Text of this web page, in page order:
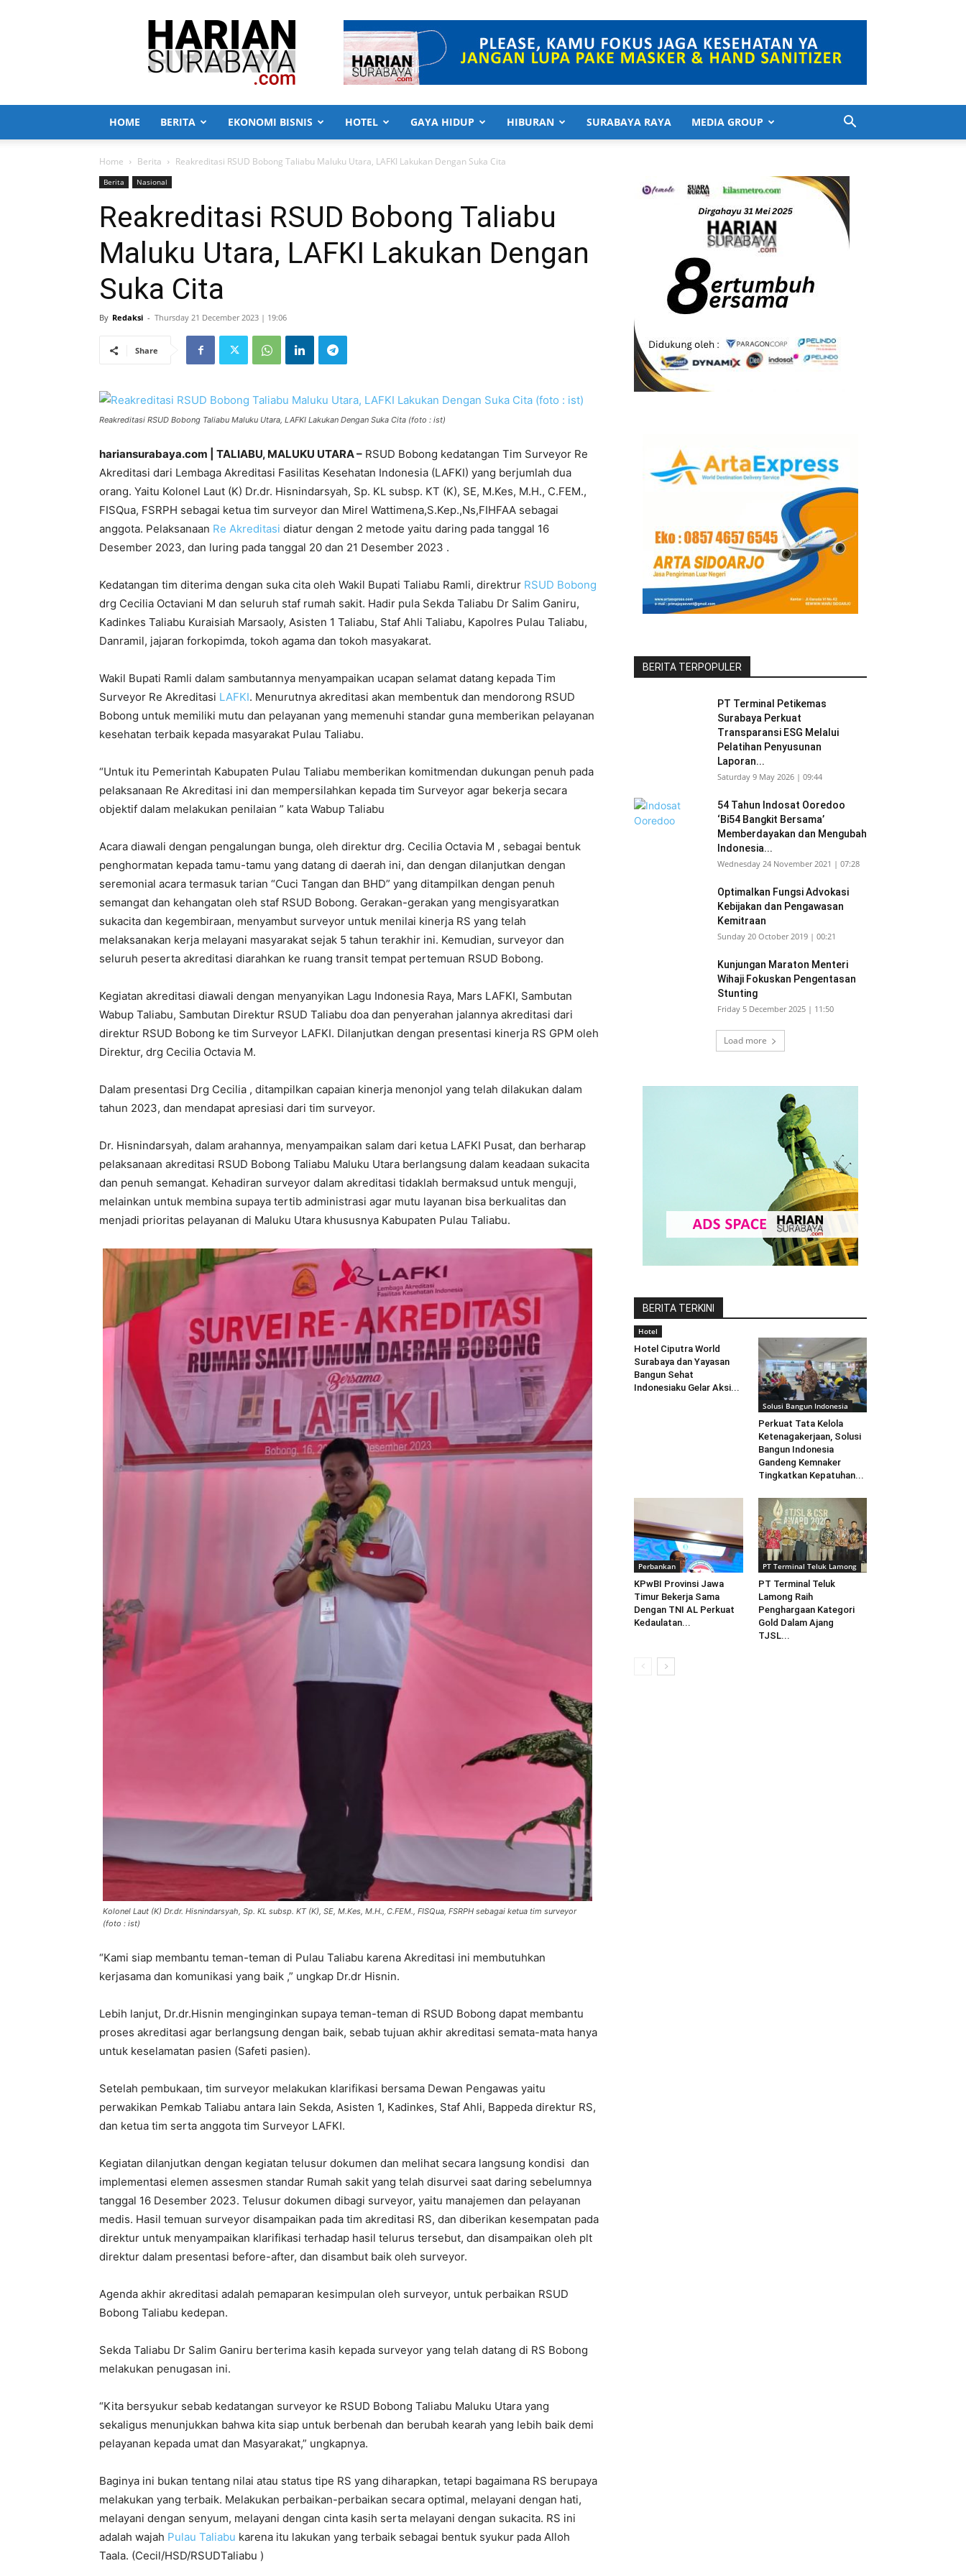
Harian
Surabaya
HOME BERITA EKONOMI BISNIS HOTEL GAYA HIDUP HIBURAN SURABAYA RAYA MEDIA GROUP
Home Berita Reakreditasi RSUD Bobong Taliabu Maluku Utara, LAFKI Lakukan Dengan Suka Cita
Berita Nasional
Reakreditasi RSUD Bobong Taliabu
Maluku Utara, LAFKI Lakukan Dengan
Suka Cita
By Redaksi - Thursday 21 December 2023 | 19:06
Share
Reakreditasi RSUD Bobong Taliabu Maluku Utara, LAFKI Lakukan Dengan Suka Cita (foto : ist)
hariansurabaya.com | TALIABU, MALUKU UTARA – RSUD Bobong kedatangan Tim Surveyor Re
Akreditasi dari Lembaga Akreditasi Fasilitas Kesehatan Indonesia (LAFKI) yang berjumlah dua
orang. Yaitu Kolonel Laut (K) Dr.dr. Hisnindarsyah, Sp. KL subsp. KT (K), SE, M.Kes, M.H., C.FEM.,
FISQua, FSRPH sebagai ketua tim surveyor dan Mirel Wattimena,S.Kep.,Ns,FIHFAA sebagai
anggota. Pelaksanaan Re Akreditasi diatur dengan 2 metode yaitu daring pada tanggal 16
Desember 2023, dan luring pada tanggal 20 dan 21 Desember 2023 .
Kedatangan tim diterima dengan suka cita oleh Wakil Bupati Taliabu Ramli, direktrur RSUD Bobong
drg Cecilia Octaviani M dan seluruh staf rumah sakit. Hadir pula Sekda Taliabu Dr Salim Ganiru,
Kadinkes Taliabu Kuraisiah Marsaoly, Asisten 1 Taliabu, Staf Ahli Taliabu, Kapolres Pulau Taliabu,
Danramil, jajaran forkopimda, tokoh agama dan tokoh masyakarat.
Wakil Bupati Ramli dalam sambutannya menyampaikan ucapan selamat datang kepada Tim
Surveyor Re Akreditasi LAFKI. Menurutnya akreditasi akan membentuk dan mendorong RSUD
Bobong untuk memiliki mutu dan pelayanan yang memenuhi standar guna memberikan pelayanan
kesehatan terbaik kepada masyarakat Pulau Taliabu.
“Untuk itu Pemerintah Kabupaten Pulau Taliabu memberikan komitmendan dukungan penuh pada
pelaksanaan Re Akreditasi ini dan mempersilahkan kepada tim Surveyor agar bekerja secara
objektif dalam melakukan penilaian ” kata Wabup Taliabu
Acara diawali dengan pengalungan bunga, oleh direktur drg. Cecilia Octavia M , sebagai bentuk
penghormatan kepada tamu-tamu yang datang di daerah ini, dan dengan dilanjutkan dengan
seremonial acara termasuk tarian “Cuci Tangan dan BHD” yang ditampilkan dengan penuh
semangat dan kehangatan oleh staf RSUD Bobong. Gerakan-gerakan yang mengisyaratkan
sukacita dan kegembiraan, menyambut surveyor untuk menilai kinerja RS yang telah
melaksanakan kerja melayani masyarakat sejak 5 tahun terakhir ini. Kemudian, surveyor dan
seluruh peserta akreditasi diarahkan ke ruang transit tempat pertemuan RSUD Bobong.
Kegiatan akreditasi diawali dengan menyanyikan Lagu Indonesia Raya, Mars LAFKI, Sambutan
Wabup Taliabu, Sambutan Direktur RSUD Taliabu doa dan penyerahan jalannya akreditasi dari
direktur RSUD Bobong ke tim Surveyor LAFKI. Dilanjutkan dengan presentasi kinerja RS GPM oleh
Direktur, drg Cecilia Octavia M.
Dalam presentasi Drg Cecilia , ditampilkan capaian kinerja menonjol yang telah dilakukan dalam
tahun 2023, dan mendapat apresiasi dari tim surveyor.
Dr. Hisnindarsyah, dalam arahannya, menyampaikan salam dari ketua LAFKI Pusat, dan berharap
pelaksanaan akreditasi RSUD Bobong Taliabu Maluku Utara berlangsung dalam keadaan sukacita
dan penuh semangat. Kehadiran surveyor dalam akreditasi tidaklah bermaksud untuk menguji,
melainkan untuk membina supaya tertib administrasi agar mutu layanan bisa berkualitas dan
menjadi prioritas pelayanan di Maluku Utara khususnya Kabupaten Pulau Taliabu.
Kolonel Laut (K) Dr.dr. Hisnindarsyah, Sp. KL subsp. KT (K), SE, M.Kes, M.H., C.FEM., FISQua, FSRPH sebagai ketua tim surveyor
(foto : ist)
“Kami siap membantu teman-teman di Pulau Taliabu karena Akreditasi ini membutuhkan
kerjasama dan komunikasi yang baik ,” ungkap Dr.dr Hisnin.
Lebih lanjut, Dr.dr.Hisnin menginginkan supaya teman-teman di RSUD Bobong dapat membantu
proses akreditasi agar berlangsung dengan baik, sebab tujuan akhir akreditasi semata-mata hanya
untuk keselamatan pasien (Safeti pasien).
Setelah pembukaan, tim surveyor melakukan klarifikasi bersama Dewan Pengawas yaitu
perwakikan Pemkab Taliabu antara lain Sekda, Asisten 1, Kadinkes, Staf Ahli, Bappeda direktur RS,
dan ketua tim serta anggota tim Surveyor LAFKI.
Kegiatan dilanjutkan dengan kegiatan telusur dokumen dan melihat secara langsung kondisi dan
implementasi elemen assesmen standar Rumah sakit yang telah disurvei saat daring sebelumnya
tanggal 16 Desember 2023. Telusur dokumen dibagi surveyor, yaitu manajemen dan pelayanan
medis. Hasil temuan surveyor disampaikan pada tim akreditasi RS, dan diberikan kesempatan pada
direktur untuk menyampaikan klarifikasi terhadap hasil telurus tersebut, dan disampaikan oleh plt
direktur dalam presentasi before-after, dan disambut baik oleh surveyor.
Agenda akhir akreditasi adalah pemaparan kesimpulan oleh surveyor, untuk perbaikan RSUD
Bobong Taliabu kedepan.
Sekda Taliabu Dr Salim Ganiru berterima kasih kepada surveyor yang telah datang di RS Bobong
melakukan penugasan ini.
“Kita bersyukur sebab kedatangan surveyor ke RSUD Bobong Taliabu Maluku Utara yang
sekaligus menunjukkan bahwa kita siap untuk berbenah dan berubah kearah yang lebih baik demi
pelayanan kepada umat dan Masyarakat,” ungkapnya.
Baginya ini bukan tentang nilai atau status tipe RS yang diharapkan, tetapi bagaimana RS berupaya
melakukan yang terbaik. Melakukan perbaikan-perbaikan secara optimal, melayani dengan hati,
melayani dengan senyum, melayani dengan cinta kasih serta melayani dengan sukacita. RS ini
adalah wajah Pulau Taliabu karena itu lakukan yang terbaik sebagai bentuk syukur pada Alloh
Taala. (Cecil/HSD/RSUDTaliabu )
BERITA TERPOPULER
PT Terminal Petikemas
Surabaya Perkuat
Transparansi ESG Melalui
Pelatihan Penyusunan
Laporan...
Saturday 9 May 2026 | 09:44
54 Tahun Indosat Ooredoo
‘Bi54 Bangkit Bersama’
Memberdayakan dan Mengubah
Indonesia...
Wednesday 24 November 2021 | 07:28
Optimalkan Fungsi Advokasi
Kebijakan dan Pengawasan
Kemitraan
Sunday 20 October 2019 | 00:21
Kunjungan Maraton Menteri
Wihaji Fokuskan Pengentasan
Stunting
Friday 5 December 2025 | 11:50
Load more
BERITA TERKINI
Hotel
Hotel Ciputra World
Surabaya dan Yayasan
Bangun Sehat
Indonesiaku Gelar Aksi...
Solusi Bangun Indonesia
Perkuat Tata Kelola
Ketenagakerjaan, Solusi
Bangun Indonesia
Gandeng Kemnaker
Tingkatkan Kepatuhan...
Perbankan
KPwBI Provinsi Jawa
Timur Bekerja Sama
Dengan TNI AL Perkuat
Kedaulatan...
PT Terminal Teluk Lamong
PT Terminal Teluk
Lamong Raih
Penghargaan Kategori
Gold Dalam Ajang
TJSL...